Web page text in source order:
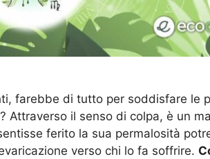
farebbe di tutto per soddisfare le
Attraverso il senso di colpa, è un
ferito la sua permalosità
verso chi lo fa soffrire.